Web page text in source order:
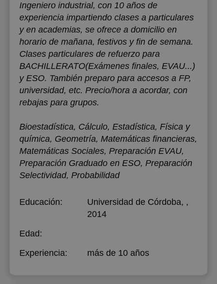
Ingeniero industrial, con 10 años de
experiencia impartiendo clases a particulares
y en academias, se ofrece a domicilio en
horario de mañana, festivos y fin de semana.
Clases particulares de refuerzo para
BACHILLERATO(Exámenes finales, EVAU...)
y ESO. También preparo para accesos a FP,
universidad, etc. Precio/hora a acordar, con
rebajas para grupos.
Bioestadística, Cálculo, Estadística, Física y
química, Geometría, Matemáticas financieras,
Matemáticas Sociales, Preparación EVAU,
Preparación Graduado en ESO, Preparación
Selectividad, Probabilidad
Educación: Universidad de Córdoba, ,
2014
Edad:
Experiencia:
más de 10 años